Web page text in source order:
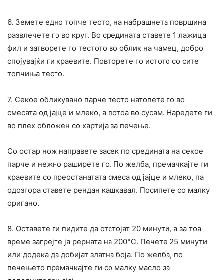
6. Земете едно топче тесто, на набрашнета површина
развлечете го во круг. Во средината ставете 1 лажица
фил и затворете го тестото во облик на чамец, добро
спојувајќи ги краевите. Повторете го истото со сите
топчиња тесто.
7. Секое обликувано парче тесто натопете го во
смесата од јајце и млеко, а потоа во сусам. Наредете ги
во плех обложен со хартија за печење.
Со остар нож направете засек по средината на секое
парче и нежно раширете го. По желба, премачкајте ги
краевите со преостанатата смеса од јајце и млеко, па
одозгора ставете рендан кашкавал. Посипете со малку
оригано.
8. Оставете ги пидите да отстојат 20 минути, а за тоа
време загрејте ја рерната на 200°C. Печете 25 минути
или додека да добијат златна боја. По желба, по
печењето премачкајте ги со малку масло за